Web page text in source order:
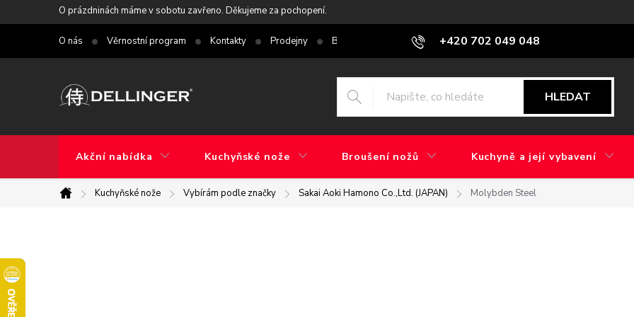
na
O prázdninách máme v sobotu zavřeno. Děkujeme za pochopení.
+420 702 049 048
O nás Věrnostní program Kontakty Prodejny Blog Jaký je rozdíl mezi továrním brusem a ručním broušením?
HLEDAT
Akční nabídka Kuchyňské nože Broušení nožů Kuchyně a její vybavení
Domů
Kuchyňské nože Vybírám podle značky Sakai Aoki Hamono Co.,Ltd. (JAPAN) Molybden Steel